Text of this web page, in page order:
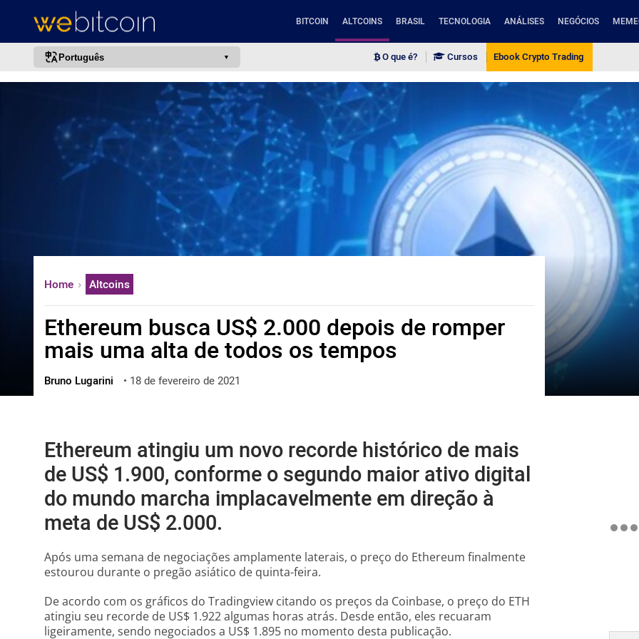
BITCOIN ALTCOINS BRASIL TECNOLOGIA ANÁLISES NEGÓCIOS
Português
español
français
italiano
한국어
العربية
ไทย
ქართული
O que é? Cursos Ebook Crypto Trading
Home Altcoins
Ethereum busca US$ 2.000 depois de romper
mais uma alta de todos os tempos
Bruno Lugarini • 18 de fevereiro de 2021
Ethereum atingiu um novo recorde histórico de mais
de US$ 1.900, conforme o segundo maior ativo digital
do mundo marcha implacavelmente em direção à
meta de US$ 2.000.
Após uma semana de negociações amplamente laterais, o preço do Ethereum finalmente
estourou durante o pregão asiático de quinta-feira.
De acordo com os gráficos do Tradingview citando os preços da Coinbase, o preço do ETH
atingiu seu recorde de US$ 1.922 algumas horas atrás. Desde então, eles recuaram
ligeiramente, sendo negociados a US$ 1.895 no momento desta publicação.